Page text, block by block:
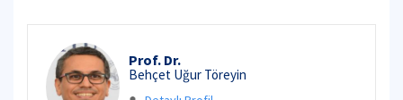
Prof. Dr.
Behçet Uğur Töreyin